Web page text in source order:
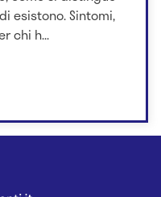
esistono. Sintomi,
chi h...